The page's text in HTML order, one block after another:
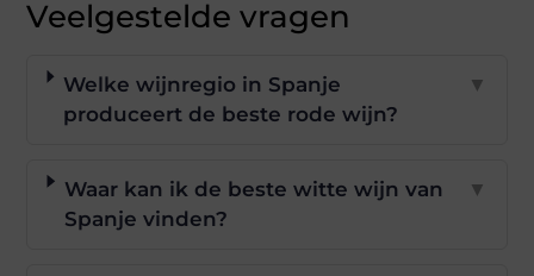
Veelgestelde vragen
Welke wijnregio in Spanje
produceert de beste rode wijn?
▼
Waar kan ik de beste witte wijn van
Spanje vinden?
▼